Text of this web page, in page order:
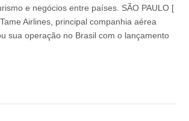
U
milhões
para
e negócios entre países. SÃO PAULO [
Airlines, principal companhia aérea
sua operação no Brasil com o lançamento